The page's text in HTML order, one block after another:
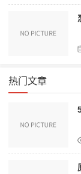
热门文章